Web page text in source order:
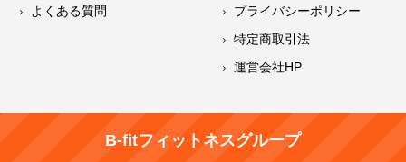
よくある質問
プライバシーポリシー
特定商取引法
運営会社HP
B-fitフィットネスグループ